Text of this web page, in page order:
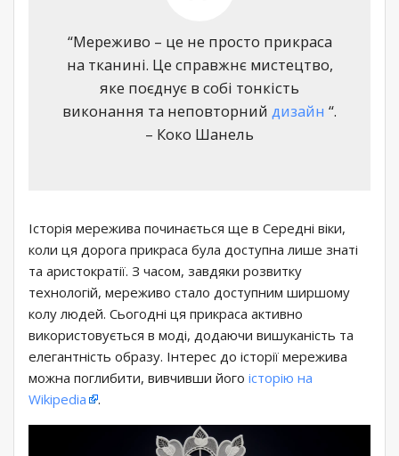
“Мереживо – це не просто прикраса
на тканині. Це справжнє мистецтво,
яке поєднує в собі тонкість
виконання та неповторний дизайн “.
– Коко Шанель
Історія мережива починається ще в Середні віки,
коли ця дорога прикраса була доступна лише знаті
та аристократії. З часом, завдяки розвитку
технологій, мереживо стало доступним ширшому
колу людей. Сьогодні ця прикраса активно
використовується в моді, додаючи вишуканість та
елегантність образу. Інтерес до історії мережива
можна поглибити, вивчивши його історію на
Wikipedia
.